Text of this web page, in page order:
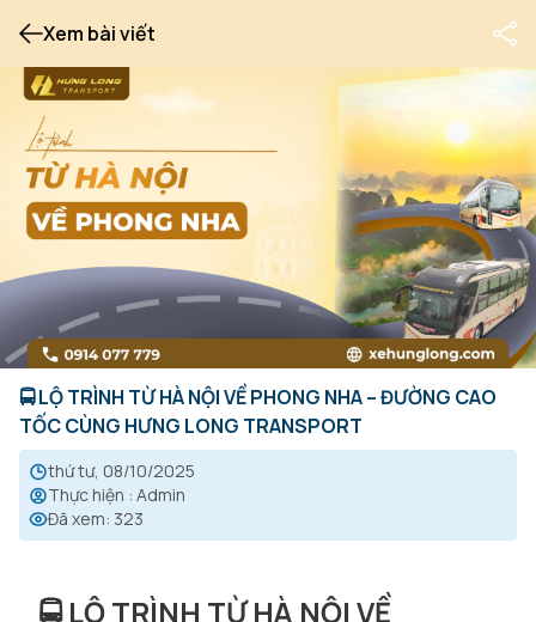
Xem bài viết
🚍 LỘ TRÌNH TỪ HÀ NỘI VỀ PHONG NHA – ĐƯỜNG CAO
TỐC CÙNG HƯNG LONG TRANSPORT
thứ tư, 08/10/2025
Thực hiện : Admin
Đã xem: 323
🚍 LỘ TRÌNH TỪ HÀ NỘI VỀ